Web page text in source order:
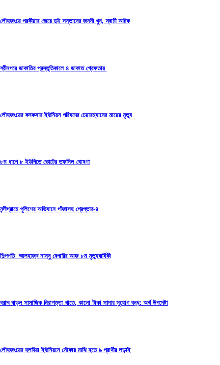
লৌহজংয়ে পরকীয়ার জেরে দুই সন্তানের জননী খুন, স্বামী আটক
শ্রীনগরে ডাকাতির প্রস্তুতিকালে ৪ ডাকাত গ্রেফতার
লৌহজংয়ের কনকসার ইউনিয়ন পরিষদের চেয়ারম্যানের মায়ের মৃত্যু
৮ম ধাপে ৮ ইউপিতে ভোটের তফসিল ঘোষণা
নন্দীগ্রামে পুলিশের অভিযানে গাঁজাসহ গ্রেপ্তার-৪
শিল্পপতি আলহাজ্ব নান্নু বেপারির আজ ৮ম মৃত্যুবার্ষিকী
বরাদ্দ বাড়ল সামাজিক নিরাপত্তা খাতে, কালো টাকা সাদার সুযোগ বন্ধ: অর্থ উপদেষ্টা
লৌহজংয়ের হলদিয়া ইউনিয়নে নৌকার মাঝি হতে ৯ প্রার্থীর লড়াই